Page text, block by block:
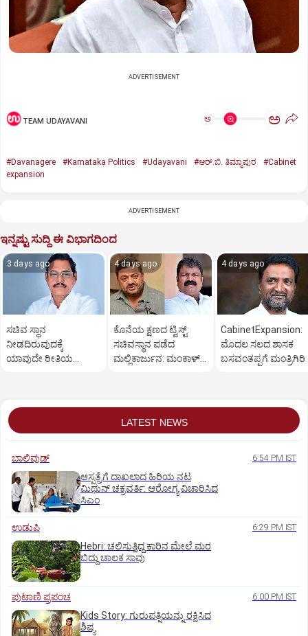
ADVERTISEMENT
TEAM UDAYAVANI ಅ ಅ
#Davanagere #Karnataka Politics #Udayavani #ಆರ್.ಬಿ. ತಿಮ್ಮಾಪುರ
#Cabinet
expansion
ADVERTISEMENT
ಇನ್ನಷ್ಟು ಸುದ್ದಿ ಈ ವಿಭಾಗದಿಂದ
3 days ago
ಸಚಿವ ಸ್ಥಾನ
ನೀಡದಿರುವುದಕ್ಕೆ
ಯಾವುದೇ ರೀತಿಯ
4 days ago
ಕೊನೆಯ ಕ್ಷಣದ ಟ್ವಿಸ್ಟ್:
ಸಚಿವಸ್ಥಾನ ಪಡೆದ
ಮಲ್ಲಿಕಾರ್ಜುನ: ಮಂಕಾಳ್‌
4 days ago
CabinetExpansion:
ಮೊದಲ ಸಲದ ಶಾಸಕ
ಬಸವಂತಪ್ಪಗೆ ಮಂತ್ರಿಗಿರಿ
LATEST NEWS
ಬಾಲಿವುಡ್‌ 6:54 PM IST
ಆಸ್ಪತ್ರೆಗೆ ದಾಖಲಾದ ಹಿರಿಯ ನಟ
ಮಿಥುನ್ ಚಕ್ರವರ್ತಿ: ಆರೋಗ್ಯ ವಿಚಾರಿಸಿದ
ಸಿಎಂ
ಉಡುಪಿ 6:29 PM IST
Hebri: ಚಲಿಸುತ್ತಿದ್ದ ಕಾರಿನ ಮೇಲೆ ಮರ
ಬಿದ್ದು ಚಾಲಕ ಸಾವು
ಪುಟಾಣಿ ಪ್ರಪಂಚ 6:00 PM IST
Kids Story: ಗುರುಪತ್ನಿಯನ್ನು ರಕ್ಷಿಸಿದ
ಶಿಷ್ಯ